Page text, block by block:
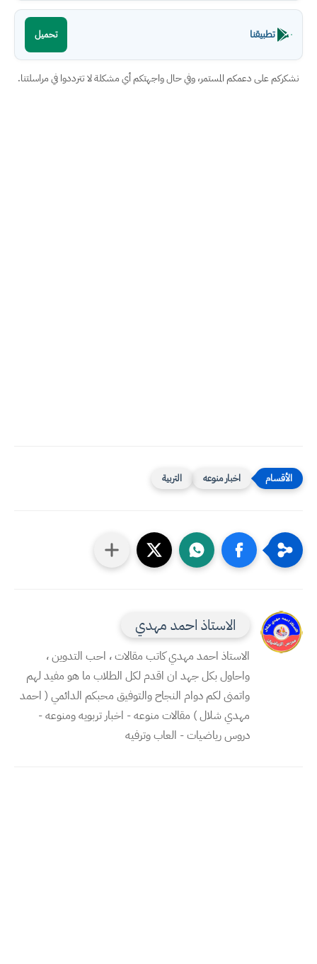
تطبيقنا تحميل
نشكركم على دعمكم المستمر، وفي حال واجهتكم أي مشكلة لا تترددوا في مراسلتنا.
اخبار منوعه التربية
الاستاذ احمد مهدي
الاستاذ احمد مهدي كاتب مقالات ، احب التدوين ،
واحاول بكل جهد ان اقدم لكل الطلاب ما هو مفيد لهم
واتمنى لكم دوام النجاح والتوفيق محبكم الدائمي ( احمد
مهدي شلال ) مقالات منوعه - اخبار تربويه ومنوعه -
دروس رياضيات - العاب وترفيه